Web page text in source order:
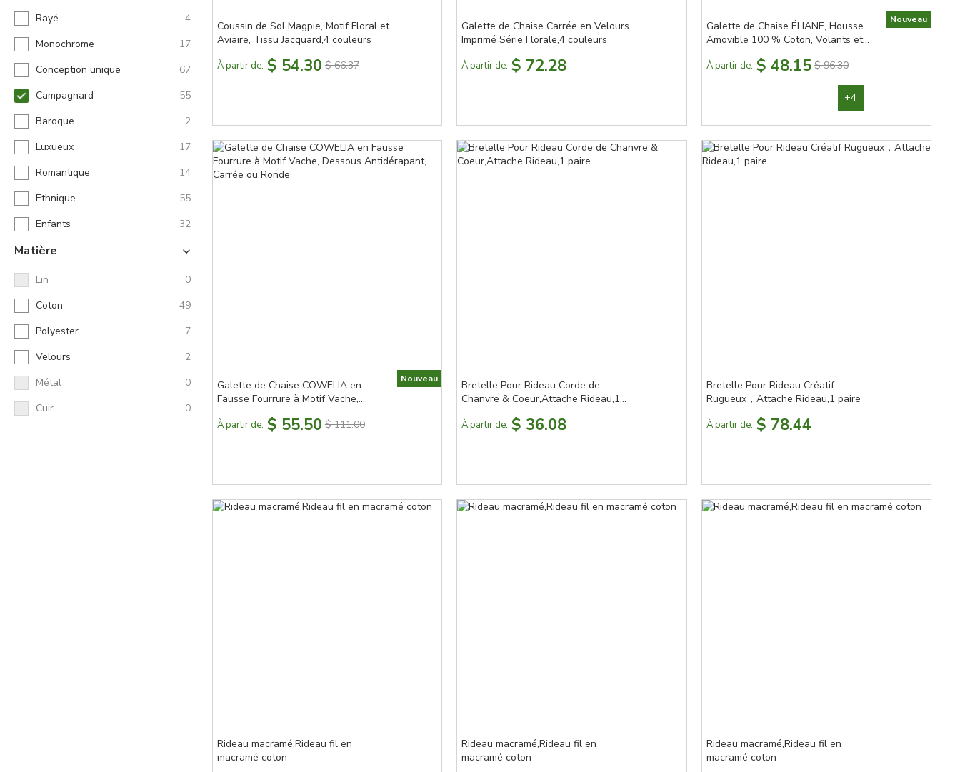
Rayé
4
Monochrome
17
Conception unique
67
Campagnard
55
Baroque
2
Luxueux
17
Romantique
14
Ethnique
55
Enfants
32
Matière
Lin
0
Coton
49
Polyester
7
Velours
2
Métal
0
Cuir
0
Coussin de Sol Magpie, Motif Floral et
Aviaire, Tissu Jacquard,4 couleurs
À partir de: $ 54.30 $ 66.37
Galette de Chaise Carrée en Velours
Imprimé Série Florale,4 couleurs
À partir de: $ 72.28
Galette de Chaise ÉLIANE, Housse
Amovible 100 % Coton, Volants et
À partir de: $ 48.15 $ 96.30
+4
Nouveau
Galette de Chaise COWELIA en
Fausse Fourrure à Motif Vache,
Ronde
À partir de: $ 55.50 $ 111.00
Nouveau
Bretelle Pour Rideau Corde de
Chanvre & Coeur,Attache Rideau,1
À partir de: $ 36.08
Bretelle Pour Rideau Créatif
Rugueux，Attache Rideau,1 paire
À partir de: $ 78.44
Rideau macramé,Rideau fil en
macramé coton
Rideau macramé,Rideau fil en
macramé coton
Rideau macramé,Rideau fil en
macramé coton